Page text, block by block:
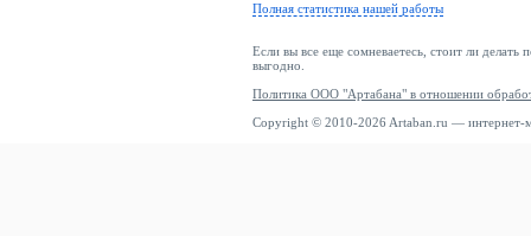
Полная статистика нашей работы
Если вы все еще сомневаетесь, стоит ли делать
выгодно.
Политика ООО "Артабана" в отношении
Copyright © 2010-2026 Artaban.ru — интернет-